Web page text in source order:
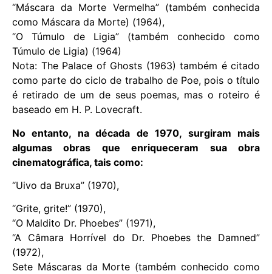
“Máscara da Morte Vermelha” (também conhecida
como Máscara da Morte) (1964),
“O Túmulo de Ligia” (também conhecido como
Túmulo de Ligia) (1964)
Nota: The Palace of Ghosts (1963) também é citado
como parte do ciclo de trabalho de Poe, pois o título
é retirado de um de seus poemas, mas o roteiro é
baseado em H. P. Lovecraft.
No entanto, na década de 1970, surgiram mais
algumas obras que enriqueceram sua obra
cinematográfica, tais como:
“Uivo da Bruxa” (1970),
“Grite, grite!” (1970),
“O Maldito Dr. Phoebes” (1971),
“A Câmara Horrível do Dr. Phoebes the Damned”
(1972),
Sete Máscaras da Morte (também conhecido como